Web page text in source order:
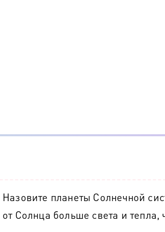
Назовите планеты Солнечной
от Солнца больше света и